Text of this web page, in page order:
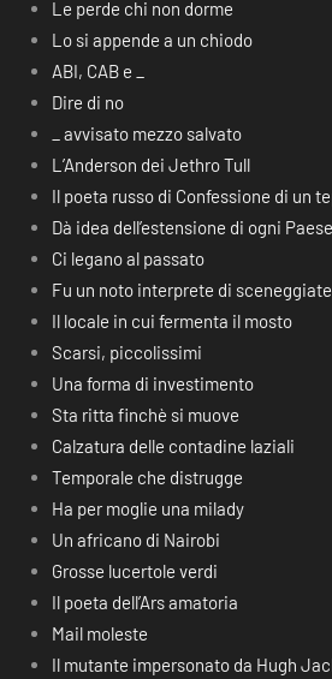
Le perde chi non dorme
Lo si appende a un chiodo
ABI, CAB e _
Dire di no
_ avvisato mezzo salvato
L’Anderson dei Jethro Tull
Il poeta russo di Confessione di un
Dà idea dell’estensione di ogni Paese
Ci legano al passato
Fu un noto interprete di sceneggiate
Il locale in cui fermenta il mosto
Scarsi, piccolissimi
Una forma di investimento
Sta ritta finchè si muove
Calzatura delle contadine laziali
Temporale che distrugge
Ha per moglie una milady
Un africano di Nairobi
Grosse lucertole verdi
Il poeta dell’Ars amatoria
Mail moleste
Il mutante impersonato da Hugh